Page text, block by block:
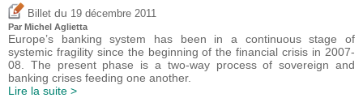
Billet du 19 décembre 2011
Par Michel Aglietta
Europe’s banking system has been in a continuous stage of
systemic fragility since the beginning of the financial crisis in 2007-
08. The present phase is a two-way process of sovereign and
banking crises feeding one another.
Lire la suite >